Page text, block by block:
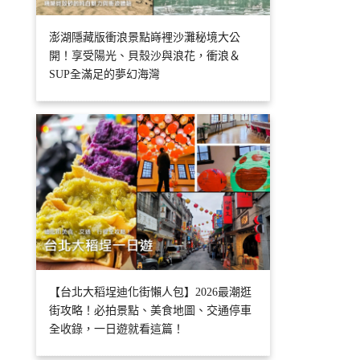
澎湖隱藏版衝浪景點嵵裡沙灘秘境大公
開！享受陽光、貝殼沙與浪花，衝浪＆
SUP全滿足的夢幻海灣
【台北大稻埕迪化街懶人包】2026最潮逛
街攻略！必拍景點、美食地圖、交通停車
全收錄，一日遊就看這篇！